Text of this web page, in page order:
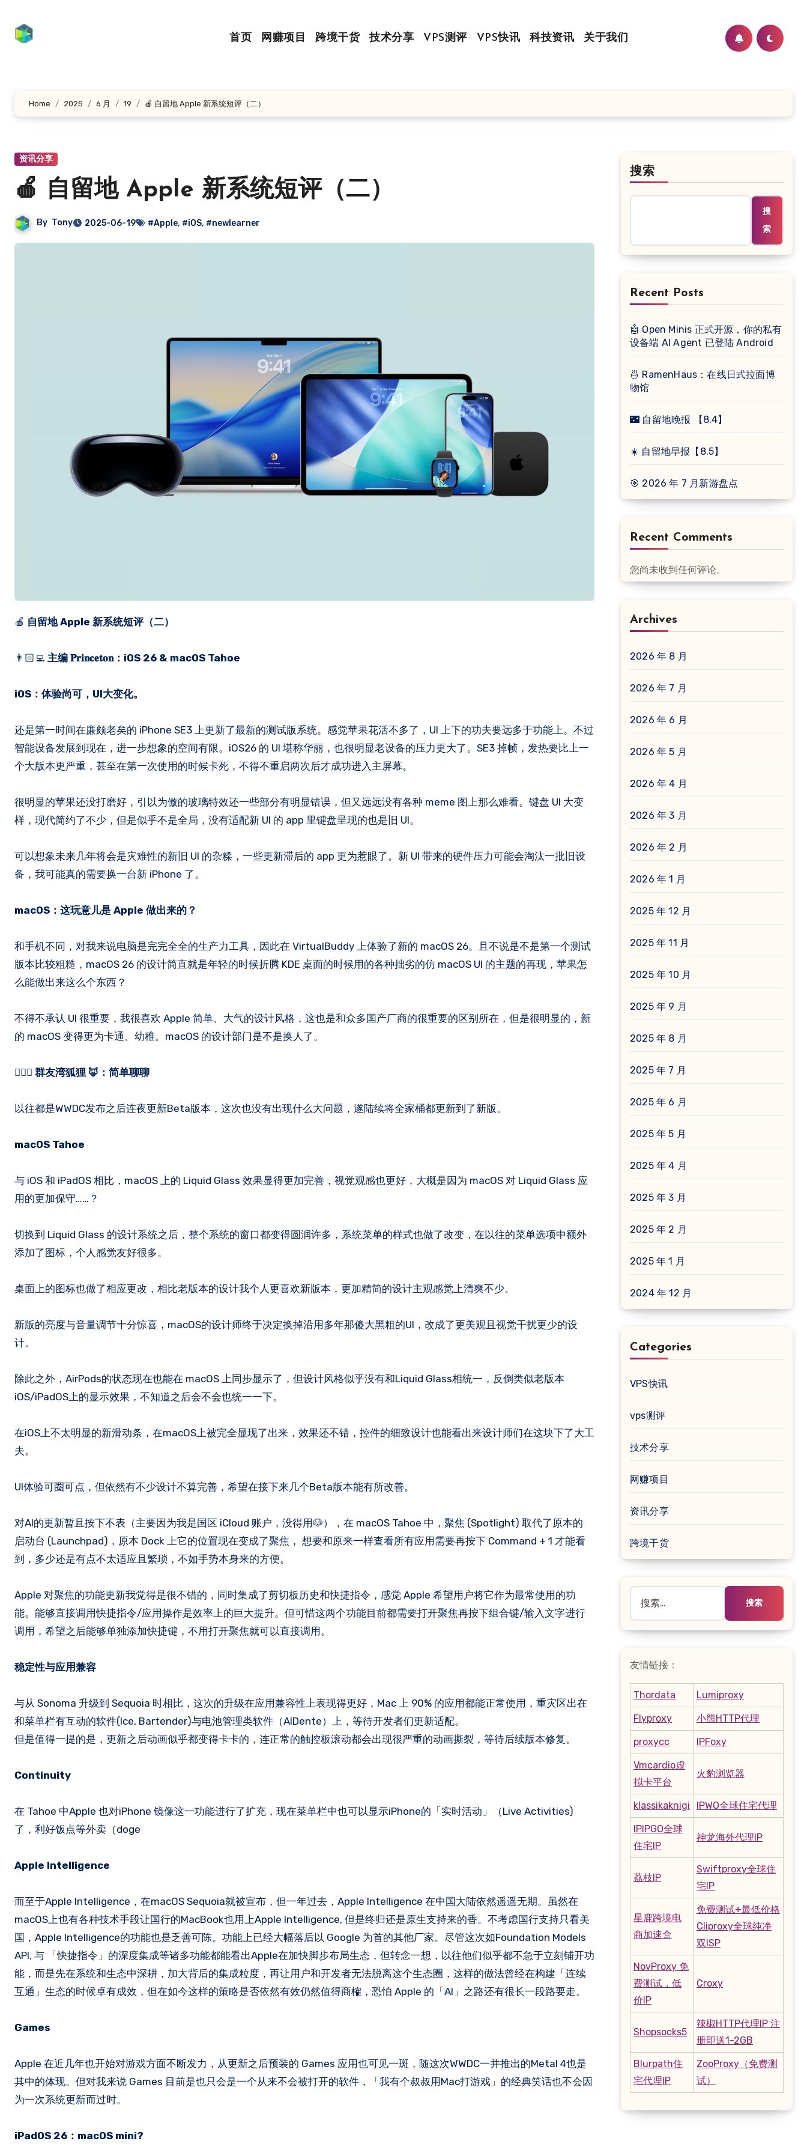
首页 网赚项目 跨境干货 技术分享 VPS测评 VPS快讯 科技资讯 关于我们
Home 2025 6 月 19 🍎 自留地 Apple 新系统短评（二）
资讯分享
🍎 自留地 Apple 新系统短评（二）
By Tony 2025-06-19 #Apple, #iOS, #newlearner
自留地 Apple 新系统短评（二）
👨🏻‍💻 主编 𝐏𝐫𝐢𝐧𝐜𝐞𝐭𝐨𝐧：iOS 26 & macOS Tahoe
iOS：体验尚可，UI大变化。
还是第一时间在廉颇老矣的 iPhone SE3 上更新了最新的测试版系统。感觉苹果花活不多了，UI 上下的功夫要远多于功能上。不过
智能设备发展到现在，进一步想象的空间有限。iOS26 的 UI 堪称华丽，也很明显老设备的压力更大了。SE3 掉帧，发热要比上一
个大版本更严重，甚至在第一次使用的时候卡死，不得不重启两次后才成功进入主屏幕。
很明显的苹果还没打磨好，引以为傲的玻璃特效还一些部分有明显错误，但又远远没有各种 meme 图上那么难看。键盘 UI 大变
样，现代简约了不少，但是似乎不是全局，没有适配新 UI 的 app 里键盘呈现的也是旧 UI。
可以想象未来几年将会是灾难性的新旧 UI 的杂糅，一些更新滞后的 app 更为惹眼了。新 UI 带来的硬件压力可能会淘汰一批旧设
备，我可能真的需要换一台新 iPhone 了。
macOS：这玩意儿是 Apple 做出来的？
和手机不同，对我来说电脑是完完全全的生产力工具，因此在 VirtualBuddy 上体验了新的 macOS 26。且不说是不是第一个测试
版本比较粗糙，macOS 26 的设计简直就是年轻的时候折腾 KDE 桌面的时候用的各种拙劣的仿 macOS UI 的主题的再现，苹果怎
么能做出来这么个东西？
不得不承认 UI 很重要，我很喜欢 Apple 简单、大气的设计风格，这也是和众多国产厂商的很重要的区别所在，但是很明显的，新
的 macOS 变得更为卡通、幼稚。macOS 的设计部门是不是换人了。
🙋🏻‍♂️ 群友湾狐狸 🦊：简单聊聊
以往都是WWDC发布之后连夜更新Beta版本，这次也没有出现什么大问题，遂陆续将全家桶都更新到了新版。
macOS Tahoe
与 iOS 和 iPadOS 相比，macOS 上的 Liquid Glass 效果显得更加完善，视觉观感也更好，大概是因为 macOS 对 Liquid Glass 应
用的更加保守……？
切换到 Liquid Glass 的设计系统之后，整个系统的窗口都变得圆润许多，系统菜单的样式也做了改变，在以往的菜单选项中额外
添加了图标，个人感觉友好很多。
桌面上的图标也做了相应更改，相比老版本的设计我个人更喜欢新版本，更加精简的设计主观感觉上清爽不少。
新版的亮度与音量调节十分惊喜，macOS的设计师终于决定换掉沿用多年那傻大黑粗的UI，改成了更美观且视觉干扰更少的设
计。
除此之外，AirPods的状态现在也能在 macOS 上同步显示了，但设计风格似乎没有和Liquid Glass相统一，反倒类似老版本
iOS/iPadOS上的显示效果，不知道之后会不会也统一一下。
在iOS上不太明显的新滑动条，在macOS上被完全显现了出来，效果还不错，控件的细致设计也能看出来设计师们在这块下了大工
夫。
UI体验可圈可点，但依然有不少设计不算完善，希望在接下来几个Beta版本能有所改善。
对AI的更新暂且按下不表（主要因为我是国区 iCloud 账户，没得用🐶），在 macOS Tahoe 中，聚焦 (Spotlight) 取代了原本的
启动台 (Launchpad)，原本 Dock 上它的位置现在变成了聚焦， 想要和原来一样查看所有应用需要再按下 Command + 1 才能看
到，多少还是有点不太适应且繁琐，不如手势本身来的方便。
Apple 对聚焦的功能更新我觉得是很不错的，同时集成了剪切板历史和快捷指令，感觉 Apple 希望用户将它作为最常使用的功
能。能够直接调用快捷指令/应用操作是效率上的巨大提升。但可惜这两个功能目前都需要打开聚焦再按下组合键/输入文字进行
调用，希望之后能够单独添加快捷键，不用打开聚焦就可以直接调用。
稳定性与应用兼容
与从 Sonoma 升级到 Sequoia 时相比，这次的升级在应用兼容性上表现得更好，Mac 上 90% 的应用都能正常使用，重灾区出在
和菜单栏有互动的软件(Ice, Bartender)与电池管理类软件（AlDente）上，等待开发者们更新适配。
但是值得一提的是，更新之后动画似乎都变得卡卡的，连正常的触控板滚动都会出现很严重的动画撕裂，等待后续版本修复。
Continuity
在 Tahoe 中Apple 也对iPhone 镜像这一功能进行了扩充，现在菜单栏中也可以显示iPhone的「实时活动」（Live Activities)
了，利好饭点等外卖（doge
Apple Intelligence
而至于Apple Intelligence，在macOS Sequoia就被宣布，但一年过去，Apple Intelligence 在中国大陆依然遥遥无期。虽然在
macOS上也有各种技术手段让国行的MacBook也用上Apple Intelligence, 但是终归还是原生支持来的香。不考虑国行支持只看美
国，Apple Intelligence的功能也是乏善可陈。功能上已经大幅落后以 Google 为首的其他厂家。尽管这次如Foundation Models
API, 与 「快捷指令」的深度集成等诸多功能都能看出Apple在加快脚步布局生态，但转念一想，以往他们似乎都不急于立刻铺开功
能，而是先在系统和生态中深耕，加大背后的集成粒度，再让用户和开发者无法脱离这个生态圈，这样的做法曾经在构建「连续
互通」生态的时候卓有成效，但在如今这样的策略是否依然有效仍然值得商榷，恐怕 Apple 的「AI」之路还有很长一段路要走。
Games
Apple 在近几年也开始对游戏方面不断发力，从更新之后预装的 Games 应用也可见一斑，随这次WWDC一并推出的Metal 4也是
其中的体现。但对我来说 Games 目前是也只会是一个从来不会被打开的软件，「我有个叔叔用Mac打游戏」的经典笑话也不会因
为一次系统更新而过时。
iPadOS 26：macOS mini?
搜索
搜
索
Recent Posts
🤖 Open Minis 正式开源，你的私有
设备端 AI Agent 已登陆 Android
🍜 RamenHaus：在线日式拉面博
物馆
🌃 自留地晚报 【8.4】
☀️ 自留地早报【8.5】
🎯 2026 年 7 月新游盘点
Recent Comments
您尚未收到任何评论。
Archives
2026 年 8 月
2026 年 7 月
2026 年 6 月
2026 年 5 月
2026 年 4 月
2026 年 3 月
2026 年 2 月
2026 年 1 月
2025 年 12 月
2025 年 11 月
2025 年 10 月
2025 年 9 月
2025 年 8 月
2025 年 7 月
2025 年 6 月
2025 年 5 月
2025 年 4 月
2025 年 3 月
2025 年 2 月
2025 年 1 月
2024 年 12 月
Categories
VPS快讯
vps测评
技术分享
网赚项目
资讯分享
跨境干货
索：
友情链接：
Thordata Lumiproxy
Flyproxy 小熊HTTP代理
proxycc IPFoxy
Vmcardio虚
拟卡平台
火豹浏览器
klassikaknigi IPWO全球住宅代理
IPIPGO全球
住宅IP
神龙海外代理IP
荔枝IP
Swiftproxy全球住
宅IP
星鹿跨境电
商加速盒
免费测试+最低价格
Cliproxy全球纯净
双ISP
NovProxy 免
费测试，低
价IP
Croxy
Shopsocks5
辣椒HTTP代理IP 注
册即送1-2GB
Blurpath住
宅代理IP
ZooProxy（免费测
试）